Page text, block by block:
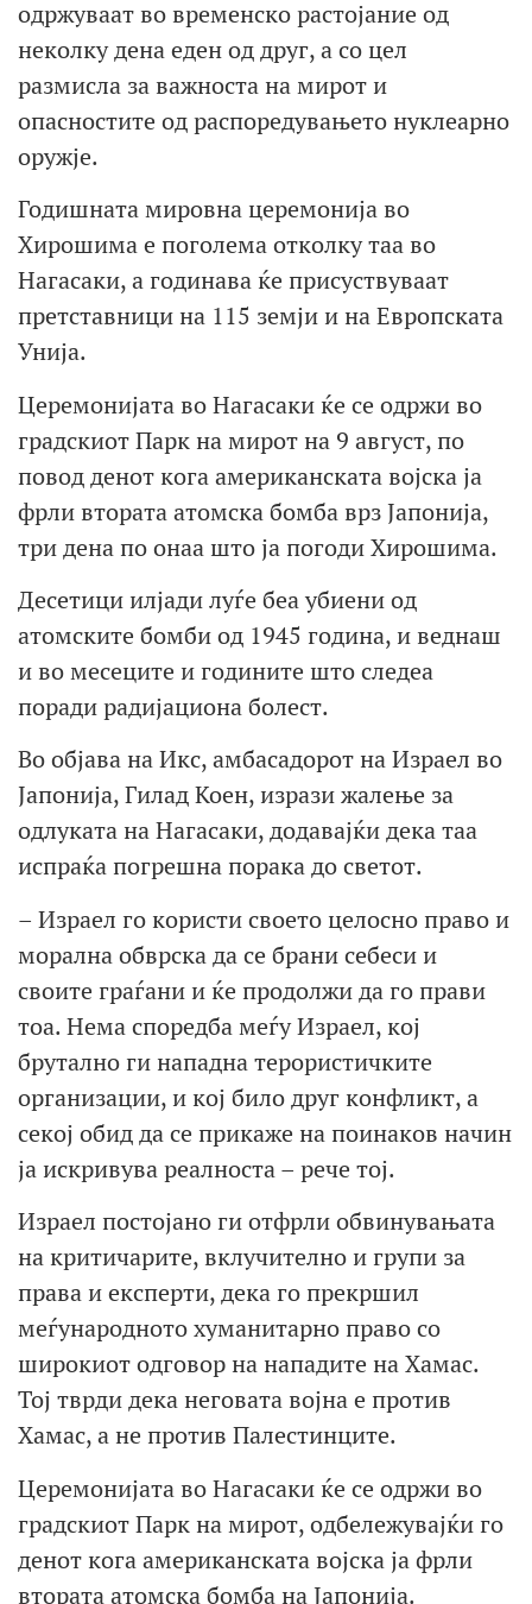
одржуваат во временско растојание од
неколку дена еден од друг, а со цел
размисла за важноста на мирот и
опасностите од распоредувањето нуклеарно
оружје.
Годишната мировна церемонија во
Хирошима е поголема отколку таа во
Нагасаки, а годинава ќе присуствуваат
претставници на 115 земји и на Европската
Унија.
Церемонијата во Нагасаки ќе се одржи во
градскиот Парк на мирот на 9 август, по
повод денот кога американската војска ја
фрли втората атомска бомба врз Јапонија,
три дена по онаа што ја погоди Хирошима.
Десетици илјади луѓе беа убиени од
атомските бомби од 1945 година, и веднаш
и во месеците и годините што следеа
поради радијациона болест.
Во објава на Икс, амбасадорот на Израел во
Јапонија, Гилад Коен, изрази жалење за
одлуката на Нагасаки, додавајќи дека таа
испраќа погрешна порака до светот.
– Израел го користи своето целосно право и
морална обврска да се брани себеси и
своите граѓани и ќе продолжи да го прави
тоа. Нема споредба меѓу Израел, кој
брутално ги нападна терористичките
организации, и кој било друг конфликт, а
секој обид да се прикаже на поинаков начин
ја искривува реалноста – рече тој.
Израел постојано ги отфрли обвинувањата
на критичарите, вклучително и групи за
права и експерти, дека го прекршил
меѓународното хуманитарно право со
широкиот одговор на нападите на Хамас.
Тој тврди дека неговата војна е против
Хамас, а не против Палестинците.
Церемонијата во Нагасаки ќе се одржи во
градскиот Парк на мирот, одбележувајќи го
денот кога американската војска ја фрли
втората атомска бомба на Јапонија.